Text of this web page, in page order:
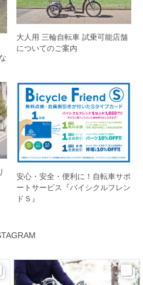
大人用 三輪自転車 試乗可能店舗
についてのご案内
安心・安全・便利に！自転車サポ
ートサービス『バイシクルフレン
ドＳ』